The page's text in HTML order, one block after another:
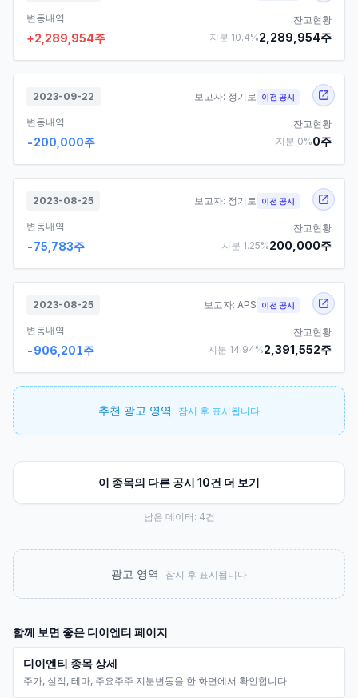
변동내역
+2,289,954주
잔고현황
지분 10.4%2,289,954주
2023-09-22 보고자: 정기로 이전 공시
변동내역
-200,000주
잔고현황
지분 0%0주
2023-08-25 보고자: 정기로 이전 공시
변동내역
-75,783주
잔고현황
지분 1.25%200,000주
2023-08-25 보고자: APS 이전 공시
변동내역
-906,201주
잔고현황
지분 14.94%2,391,552주
추천 광고 영역 잠시 후 표시됩니다
이 종목의 다른 공시 10건 더 보기
남은 데이터: 4건
광고 영역 잠시 후 표시됩니다
함께 보면 좋은 디이엔티 페이지
디이엔티 종목 상세
주가, 실적, 테마, 주요주주 지분변동을 한 화면에서 확인합니다.